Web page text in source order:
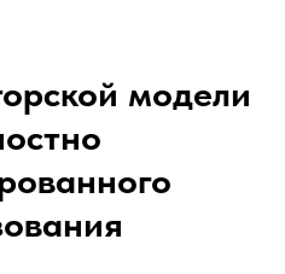
модели